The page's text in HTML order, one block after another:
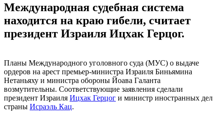
Международная судебная система
находится на краю гибели, считает
президент Израиля Ицхак Герцог.
Планы Международного уголовного суда (МУС) о выдаче
ордеров на арест премьер-министра Израиля Биньямина
Нетаньяху и министра обороны Йоава Галанта
возмутительны. Соответствующие заявления сделали
президент Израиля Ицхак Герцог и министр иностранных дел
страны Исраэль Кац.